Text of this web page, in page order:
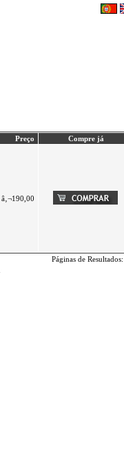
Preço Compre já
â‚¬190,00
Páginas de Resultados: